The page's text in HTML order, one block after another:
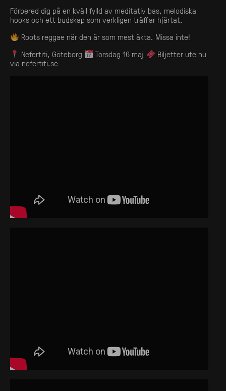
Förbered dig på en kväll fylld av meditativ bas, melodiska
hooks och ett budskap som verkligen träffar hjärtat.
Roots reggae när den är som mest äkta. Missa inte!
Nefertiti, Göteborg
Torsdag 16 maj
Biljetter ute nu
via nefertiti.se